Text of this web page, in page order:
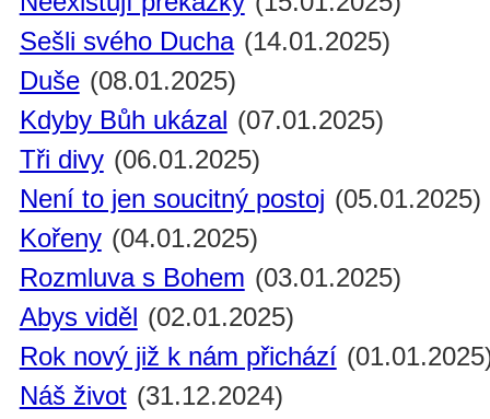
Sešli svého Ducha (14.01.2025)
Duše (08.01.2025)
Kdyby Bůh ukázal (07.01.2025)
Tři divy (06.01.2025)
Není to jen soucitný postoj (05.01.2025)
Kořeny (04.01.2025)
Rozmluva s Bohem (03.01.2025)
Abys viděl (02.01.2025)
Rok nový již k nám přichází
Náš život (31.12.2024)